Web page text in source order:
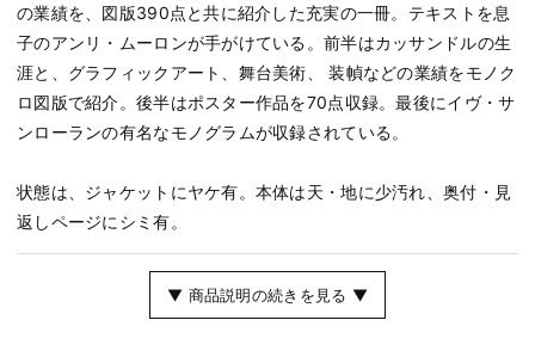
の業績を、図版390点と共に紹介した充実の一冊。テキストを息
子のアンリ・ムーロンが手がけている。前半はカッサンドルの生
涯と、グラフィックアート、舞台美術、 装幀などの業績をモノク
ロ図版で紹介。後半はポスター作品を70点収録。最後にイヴ・サ
ンローランの有名なモノグラムが収録されている。
状態は、ジャケットにヤケ有。本体は天・地に少汚れ、奥付・見
返しページにシミ有。
▼ 商品説明の続きを見る ▼